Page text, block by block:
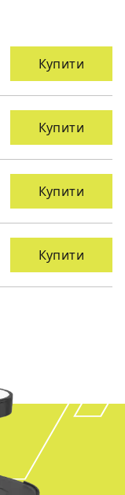
Купити
Купити
Купити
Купити